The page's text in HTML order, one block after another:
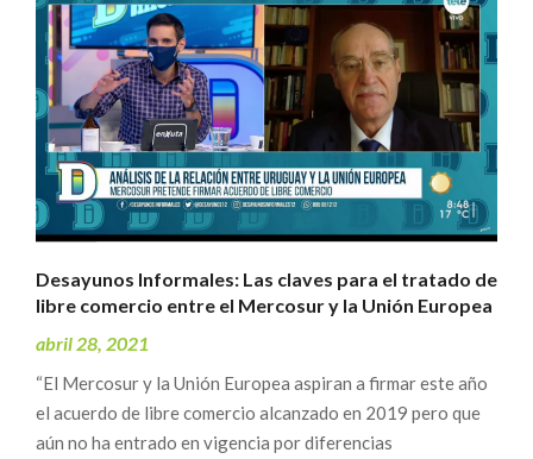
Desayunos Informales: Las claves para el tratado de
libre comercio entre el Mercosur y la Unión Europea
abril 28, 2021
“El Mercosur y la Unión Europea aspiran a firmar este año
el acuerdo de libre comercio alcanzado en 2019 pero que
aún no ha entrado en vigencia por diferencias